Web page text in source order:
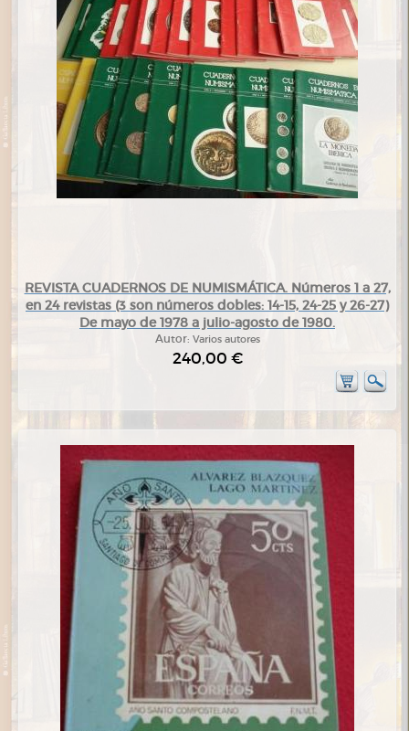
REVISTA CUADERNOS DE NUMISMÁTICA. Números 1 a 27,
en 24 revistas (3 son números dobles: 14-15, 24-25 y 26-27)
De mayo de 1978 a julio-agosto de 1980.
Autor: Varios autores
240,00 €